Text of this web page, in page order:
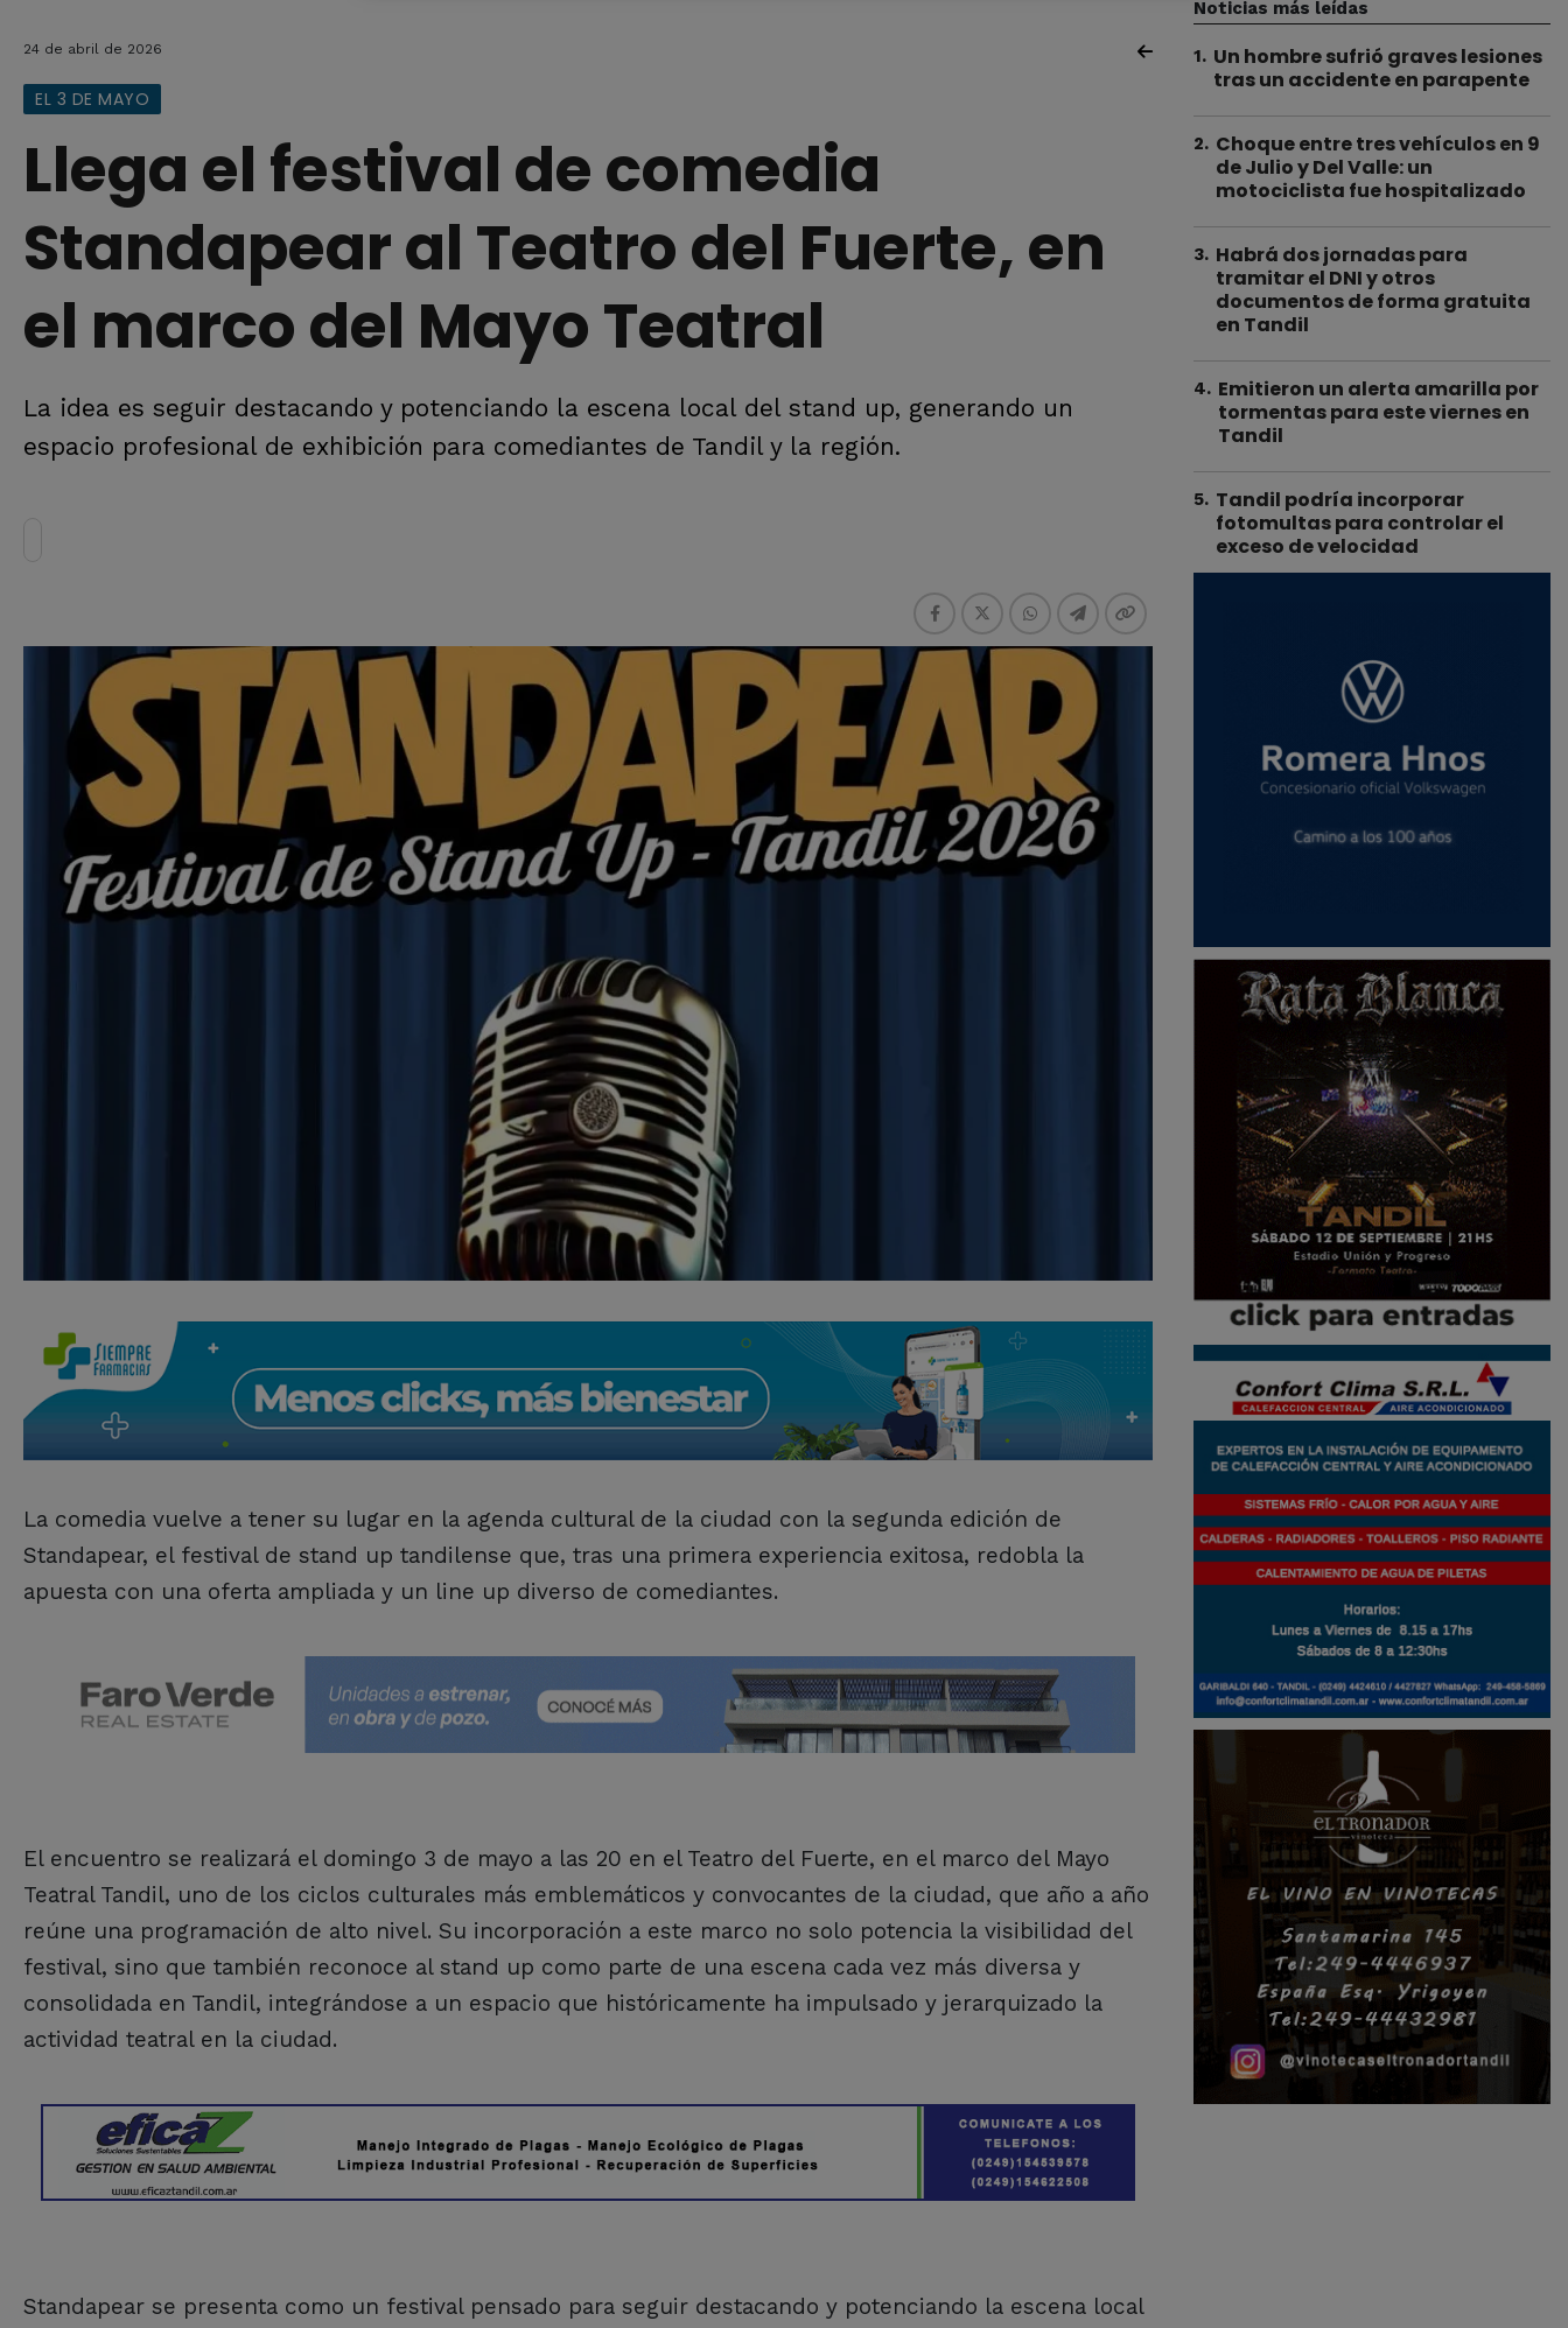
24 de abril de 2026
EL 3 DE MAYO
Llega el festival de comedia
Standapear al Teatro del Fuerte, en
el marco del Mayo Teatral
La idea es seguir destacando y potenciando la escena local del stand up, generando un
espacio profesional de exhibición para comediantes de Tandil y la región.
La comedia vuelve a tener su lugar en la agenda cultural de la ciudad con la segunda edición de
Standapear, el festival de stand up tandilense que, tras una primera experiencia exitosa, redobla la
apuesta con una oferta ampliada y un line up diverso de comediantes.
El encuentro se realizará el domingo 3 de mayo a las 20 en el Teatro del Fuerte, en el marco del Mayo
Teatral Tandil, uno de los ciclos culturales más emblemáticos y convocantes de la ciudad, que año a año
reúne una programación de alto nivel. Su incorporación a este marco no solo potencia la visibilidad del
festival, sino que también reconoce al stand up como parte de una escena cada vez más diversa y
consolidada en Tandil, integrándose a un espacio que históricamente ha impulsado y jerarquizado la
actividad teatral en la ciudad.
Standapear se presenta como un festival pensado para seguir destacando y potenciando la escena local
Noticias más leídas
1. Un hombre sufrió graves lesiones
tras un accidente en parapente
2. Choque entre tres vehículos en 9
de Julio y Del Valle: un
motociclista fue hospitalizado
3. Habrá dos jornadas para
tramitar el DNI y otros
documentos de forma gratuita
en Tandil
4. Emitieron un alerta amarilla por
tormentas para este viernes en
Tandil
5. Tandil podría incorporar
fotomultas para controlar el
exceso de velocidad